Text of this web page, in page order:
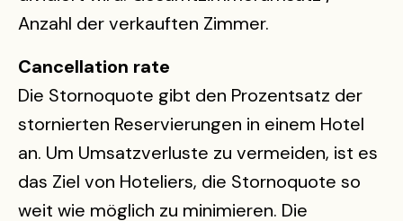
Anzahl der verkauften Zimmer.
Cancellation rate
Die Stornoquote gibt den Prozentsatz der
stornierten Reservierungen in einem Hotel
an. Um Umsatzverluste zu vermeiden, ist es
das Ziel von Hoteliers, die Stornoquote so
weit wie möglich zu minimieren. Die